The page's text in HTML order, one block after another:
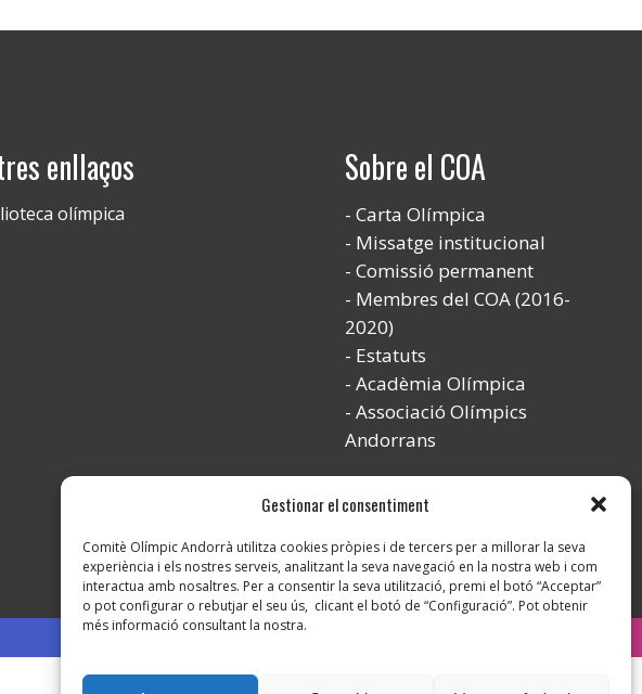
Gestionar el consentiment
Comitè Olímpic Andorrà utilitza cookies pròpies i de tercers per a millorar la seva
experiència i els nostres serveis, analitzant la seva navegació en la nostra web i com
interactua amb nosaltres. Per a consentir la seva utilització, premi el botó “Acceptar”
o pot configurar o rebutjar el seu ús, clicant el botó de “Configuració”. Pot obtenir
més informació consultant la nostra.
enllaços
olímpica
Sobre el COA
Carta Olímpica
Missatge institucional
Comissió permanent
Membres del COA (2016-
2020)
Estatuts
Acadèmia Olímpica
Associació Olímpics
Andorrans